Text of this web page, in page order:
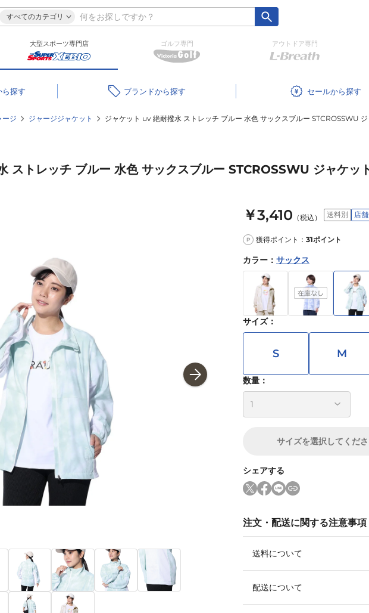
すべてのカテゴリ
大型スポーツ専門店 ゴルフ専門 アウトドア専門
ブランド セール
ージ ジャージジャケット ジャケット uv 絶耐撥水 ストレッチ ブルー 水色 サックスブルー STCROSSWU
ストレッチ ブルー 水色 サックスブルー STCROSSWU ジャケ
￥3,410 （税込） 送料別 店
P 獲得ポイント： 31ポイント
カラー ： サックス
サイズ：
S M
数量：
サイズを選択してくだ
シェアする
注文・配送に関する注意事項
送料について
配送について